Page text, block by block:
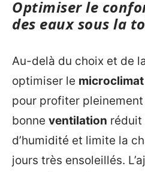
Optimiser le
des eaux sous la
Au-delà du choix et de
optimiser le microclimat
pour profiter pleinement
bonne ventilation réduit
d’humidité et limite la
jours très ensoleillés.